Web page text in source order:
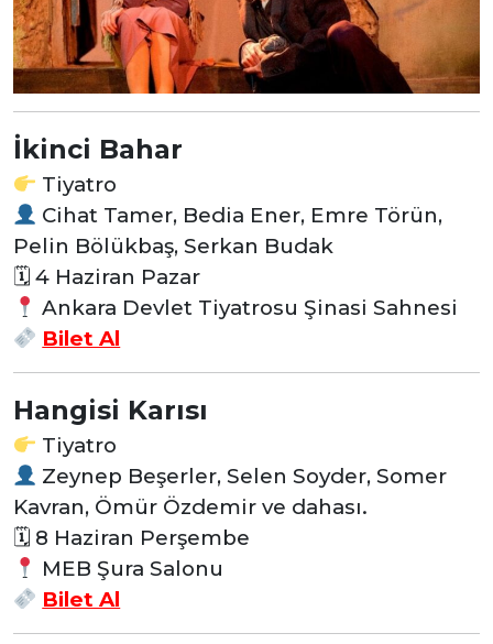
İkinci Bahar
Tiyatro
Cihat Tamer, Bedia Ener, Emre Törün,
Pelin Bölükbaş, Serkan Budak
🗓 4 Haziran Pazar
Ankara Devlet Tiyatrosu Şinasi Sahnesi
Bilet Al
Hangisi Karısı
Tiyatro
Zeynep Beşerler, Selen Soyder, Somer
Kavran, Ömür Özdemir ve dahası.
🗓 8 Haziran Perşembe
MEB Şura Salonu
Bilet Al